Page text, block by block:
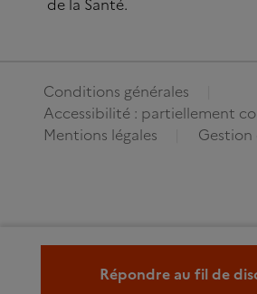
Répondre au fil de
de la Santé.
Conditions générales
Accessibilité : partiellement
Mentions légales
Gestion